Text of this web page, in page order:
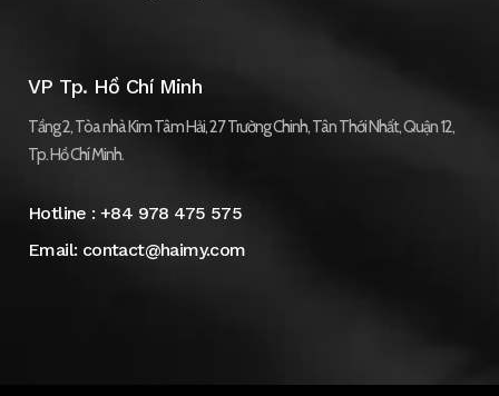
VP Tp. Hồ Chí Minh
Tầng 2, Tòa nhà Kim Tâm Hải, 27 Trường Chinh, Tân Thới Nhất, Quận 12,
Tp. Hồ Chí Minh.
Hotline :+84 978 475 575
Email: contact@haimy.com